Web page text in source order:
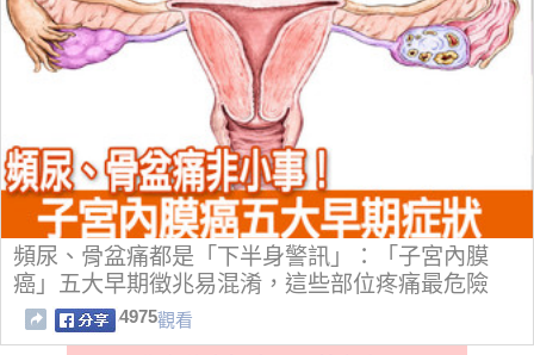
頻尿、骨盆痛都是「下半身警訊」：「子宮內膜
癌」五大早期徵兆易混淆，這些部位疼痛最危險
4975觀看